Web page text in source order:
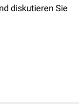
diskutieren Sie